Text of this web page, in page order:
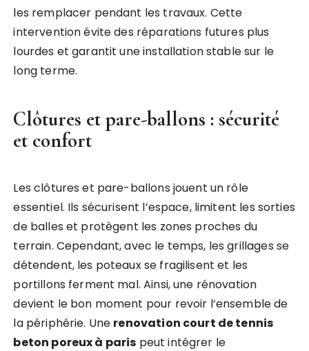
les remplacer pendant les travaux. Cette
intervention évite des réparations futures plus
lourdes et garantit une installation stable sur le
long terme.
Clôtures et pare-ballons : sécurité
et confort
Les clôtures et pare-ballons jouent un rôle
essentiel. Ils sécurisent l’espace, limitent les sorties
de balles et protègent les zones proches du
terrain. Cependant, avec le temps, les grillages se
détendent, les poteaux se fragilisent et les
portillons ferment mal. Ainsi, une rénovation
devient le bon moment pour revoir l’ensemble de
la périphérie. Une renovation court de tennis
beton poreux à paris peut intégrer le